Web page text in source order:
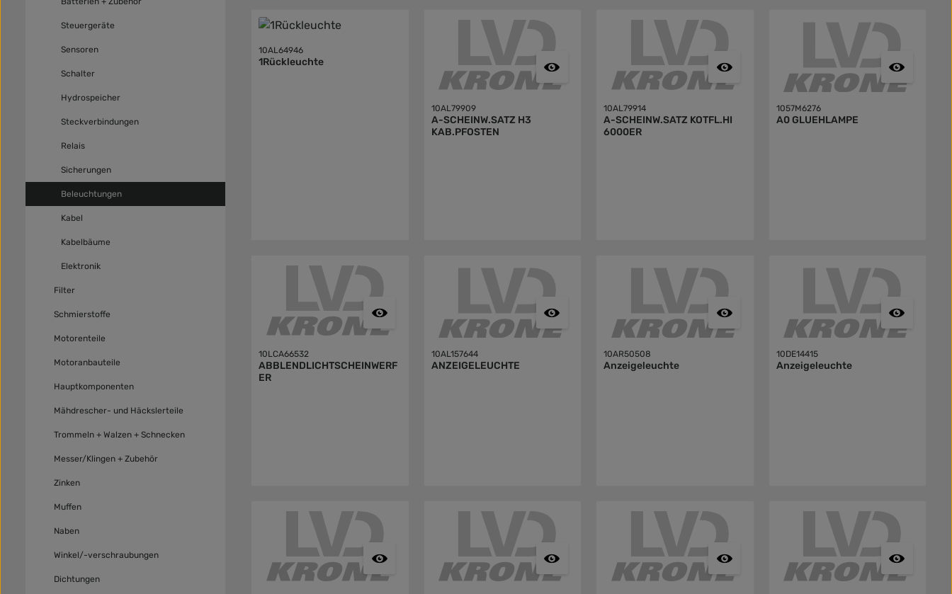
Steuergeräte
Sensoren
Schalter
Hydrospeicher
Steckverbindungen
Relais
Sicherungen
Beleuchtungen
Kabel
Kabelbäume
Elektronik
Filter
Schmierstoffe
Motorenteile
Motoranbauteile
Hauptkomponenten
Mähdrescher- und Häckslerteile
Trommeln + Walzen + Schnecken
Messer/Klingen + Zubehör
Zinken
Muffen
Naben
Winkel/-verschraubungen
Dichtungen
10AL64946
1Rückleuchte
10AL79909
A-SCHEINW.SATZ H3
KAB.PFOSTEN
10AL79914
A-SCHEINW.SATZ KOTFL.HI
6000ER
1057M6276
A0 GLUEHLAMPE
10LCA66532
ABBLENDLICHTSCHEINWERF
ER
10AL157644
ANZEIGELEUCHTE
10AR50508
Anzeigeleuchte
10DE14415
Anzeigeleuchte